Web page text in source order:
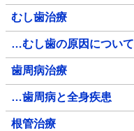
むし歯治療
…むし歯の原因について
歯周病治療
…歯周病と全身疾患
根管治療